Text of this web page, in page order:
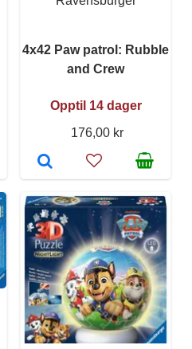
4x42 Paw patrol: Rubble
and Crew
Opptil 14 dager
176,00 kr